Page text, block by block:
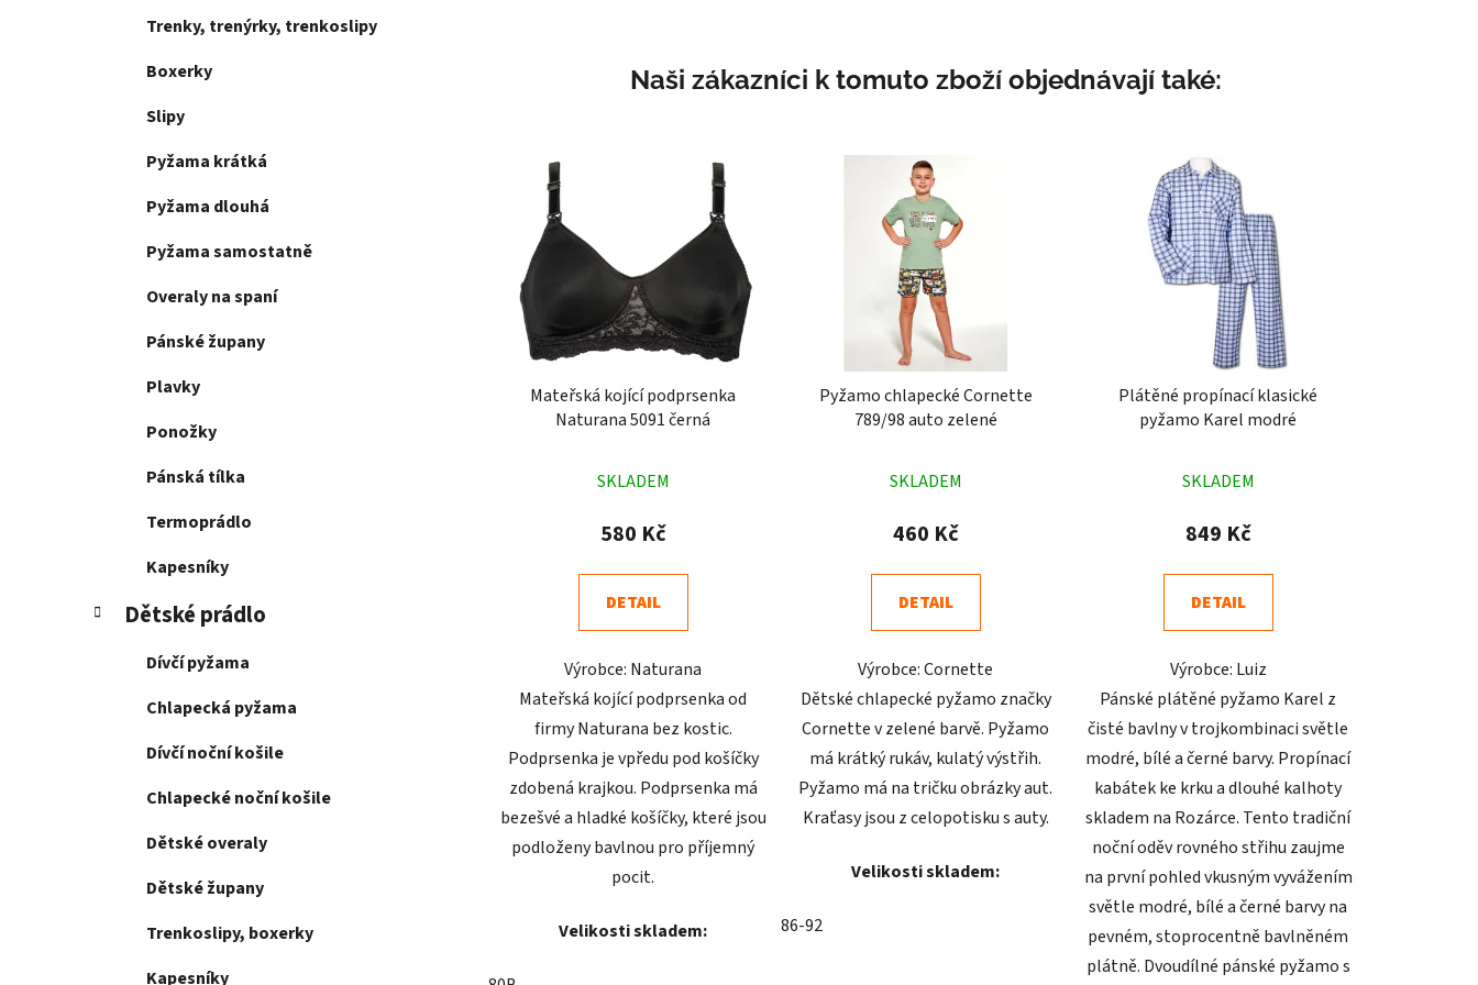
Trenky, trenýrky, trenkoslipy
Boxerky
Slipy
Pyžama krátká
Pyžama dlouhá
Pyžama samostatně
Overaly na spaní
Pánské župany
Plavky
Ponožky
Pánská tílka
Termoprádlo
Kapesníky
Dětské prádlo
Dívčí pyžama
Chlapecká pyžama
Dívčí noční košile
Chlapecké noční košile
Dětské overaly
Dětské župany
Trenkoslipy, boxerky
Kapesníky
Naši zákazníci k tomuto zboží objednávají také:
Mateřská kojící podprsenka
Naturana 5091 černá
hodnocení
produktu
4,8
z
hvězdiček.
SKLADEM
580 Kč
DETAIL
Výrobce: Naturana
Mateřská kojící podprsenka od
firmy Naturana bez kostic.
Podprsenka je vpředu pod košíčky
zdobená krajkou. Podprsenka má
bezešvé a hladké košíčky, které jsou
podloženy bavlnou pro příjemný
pocit.
Velikosti skladem:
Pyžamo chlapecké Cornette
789/98 auto zelené
hodnocení
produktu
5,0
z
hvězdiček.
SKLADEM
460 Kč
DETAIL
Výrobce: Cornette
Dětské chlapecké pyžamo značky
Cornette v zelené barvě. Pyžamo
má krátký rukáv, kulatý výstřih.
Pyžamo má na tričku obrázky aut.
Kraťasy jsou z celopotisku s auty.
Velikosti skladem:
86-92
Plátěné propínací klasické
pyžamo Karel modré
hodnocení
produktu
4,5
z
hvězdiček.
SKLADEM
849 Kč
DETAIL
Výrobce: Luiz
Pánské plátěné pyžamo Karel z
čisté bavlny v trojkombinaci světle
modré, bílé a černé barvy. Propínací
kabátek ke krku a dlouhé kalhoty
skladem na Rozárce. Tento tradiční
noční oděv rovného střihu zaujme
na první pohled vkusným vyvážením
světle modré, bílé a černé barvy na
pevném, stoprocentně bavlněném
plátně. Dvoudílné pánské pyžamo s